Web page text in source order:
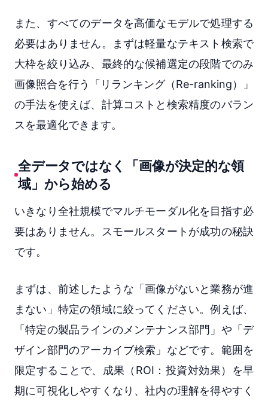
また、すべてのデータを高価なモデルで処理する
必要はありません。まずは軽量なテキスト検索で
大枠を絞り込み、最終的な候補選定の段階でのみ
画像照合を行う「リランキング（Re-ranking）」
の手法を使えば、計算コストと検索精度のバラン
スを最適化できます。
全データではなく「画像が決定的な領
域」から始める
いきなり全社規模でマルチモーダル化を目指す必
要はありません。スモールスタートが成功の秘訣
です。
まずは、前述したような「画像がないと業務が進
まない」特定の領域に絞ってください。例えば、
「特定の製品ラインのメンテナンス部門」や「デ
ザイン部門のアーカイブ検索」などです。範囲を
限定することで、成果（ROI：投資対効果）を早
期に可視化しやすくなり、社内の理解を得やすく